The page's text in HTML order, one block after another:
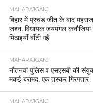
MAHARAJGANJ
बिहार में प्रचंड जीत के बाद
जश्न, विधायक जयमंगल
मिठाइयाँ बाँटी गईं
MAHARAJGANJ
नौतनवां पुलिस व एसएसबी की संयुक्त
मकई बरामद, एक तस्कर गिरफ्तार
MAHARAJGANJ